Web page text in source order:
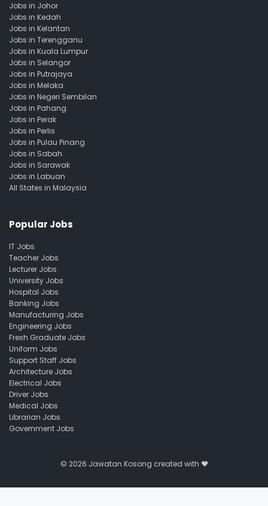
Jobs in Johor
Jobs in Kedah
Jobs in Kelantan
Jobs in Terengganu
Jobs in Kuala Lumpur
Jobs in Selangor
Jobs in Putrajaya
Jobs in Melaka
Jobs in Negeri Sembilan
Jobs in Pahang
Jobs in Perak
Jobs in Perlis
Jobs in Pulau Pinang
Jobs in Sabah
Jobs in Sarawak
Jobs in Labuan
All States in Malaysia
Popular Jobs
IT Jobs
Teacher Jobs
Lecturer Jobs
University Jobs
Hospital Jobs
Banking Jobs
Manufacturing Jobs
Engineering Jobs
Fresh Graduate Jobs
Uniform Jobs
Support Staff Jobs
Architecture Jobs
Electrical Jobs
Driver Jobs
Medical Jobs
Librarian Jobs
Government Jobs
© 2026 Jawatan Kosong created with ❤️️